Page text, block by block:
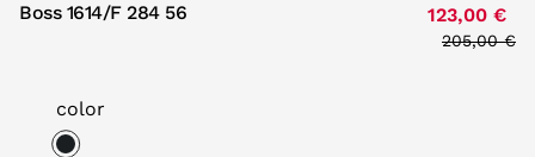
Boss 1614/F 284 56 123,00 €
Price
205,00 €
color